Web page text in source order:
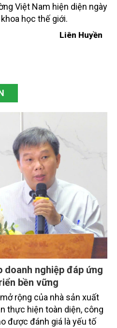
Việt Nam hiện diện ngày
học thế giới.
Liên Huyền
doanh nghiệp đáp ứng
bền vững
rộng của nhà sản xuất
thực hiện toàn diện, công
được đánh giá là yếu tố